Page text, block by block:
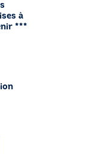
à
***